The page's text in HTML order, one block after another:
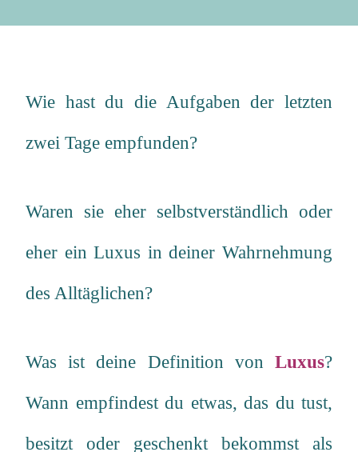
Wie hast du die Aufgaben der letzten
zwei Tage empfunden?
Waren sie eher selbstverständlich oder
eher ein Luxus in deiner Wahrnehmung
des Alltäglichen?
Was ist deine Definition von Luxus?
Wann empfindest du etwas, das du tust,
besitzt oder geschenkt bekommst als